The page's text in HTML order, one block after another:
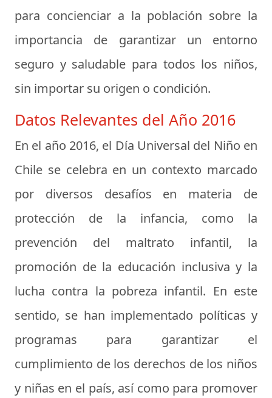
para concienciar a la población sobre la
importancia de garantizar un entorno
seguro y saludable para todos los niños,
sin importar su origen o condición.
Datos Relevantes del Año 2016
En el año 2016, el Día Universal del Niño en
Chile se celebra en un contexto marcado
por diversos desafíos en materia de
protección de la infancia, como la
prevención del maltrato infantil, la
promoción de la educación inclusiva y la
lucha contra la pobreza infantil. En este
sentido, se han implementado políticas y
programas para garantizar el
cumplimiento de los derechos de los niños
y niñas en el país, así como para promover